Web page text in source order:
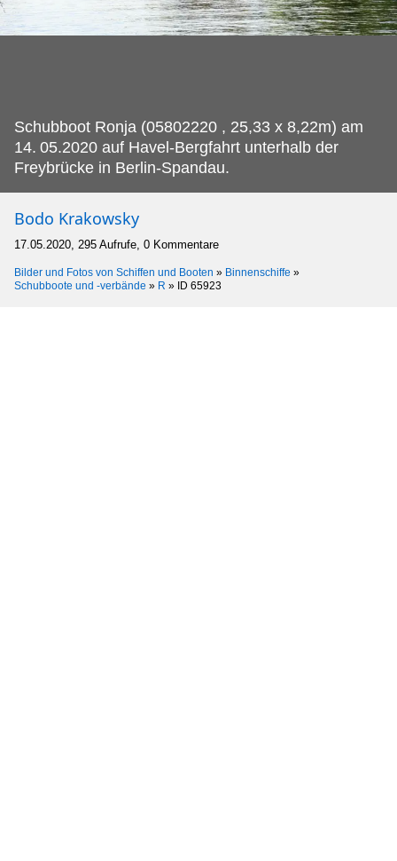
Schubboot Ronja (05802220 , 25,33 x 8,22m) am
14. 05.2020 auf Havel-Bergfahrt unterhalb der
Freybrücke in Berlin-Spandau.
Bodo Krakowsky
17.05.2020, 295 Aufrufe, 0 Kommentare
Bilder und Fotos von Schiffen und Booten » Binnenschiffe »
Schubboote und -verbände » R » ID 65923